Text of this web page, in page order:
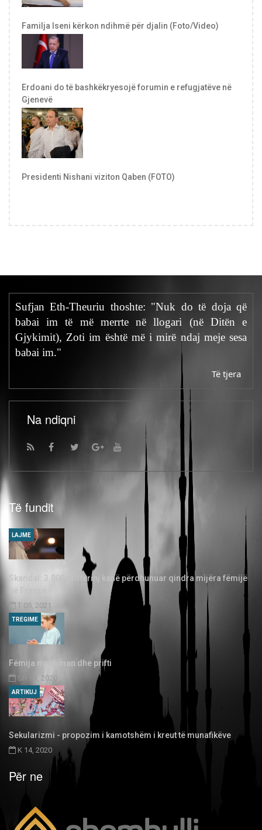
Familja Iseni kërkon ndihmë për djalin (Foto/Video)
Erdoani do të bashkëkryesojë forumin e refugjatëve në
Gjenevë
Presidenti Nishani viziton Qaben (FOTO)
Sufjan Eth-Theuriu thoshte: "Nuk do të doja që
babai im të më merrte në llogari (në Ditën e
Gjykimit), Zoti im është më i mirë ndaj meje sesa
babai im."
Të tjera
Na ndiqni
Të fundit
Skandal: 3.000 priftërinj kanë përdhunuar qindra mijëra fëmijë
T 05, 2021
LAJME
Fëmija musliman dhe prifti
SH 03, 2020
TREGIME
Sekularizmi - propozim i kamotshëm i kreut të munafikëve
K 14, 2020
ARTIKUJ
Për ne